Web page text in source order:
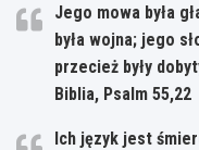
Jego mowa była
była wojna; jego
przecież były
Biblia, Psalm 55,22
Ich język jest